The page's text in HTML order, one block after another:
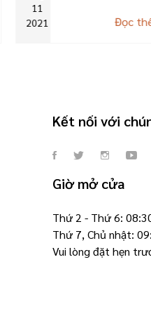
11
2021
Đọc
Kết nối với
Giờ mở cửa
Thứ 2 - Thứ 6:
Thứ 7, Chủ nhật:
Vui lòng đặt hẹn